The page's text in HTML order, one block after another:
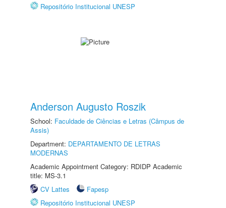
Repositório Institucional UNESP
Anderson Augusto Roszik
School: Faculdade de Ciências e Letras (Câmpus de
Assis)
Department: DEPARTAMENTO DE LETRAS
MODERNAS
Academic Appointment Category: RDIDP Academic
title: MS-3.1
CV Lattes
Fapesp
Repositório Institucional UNESP